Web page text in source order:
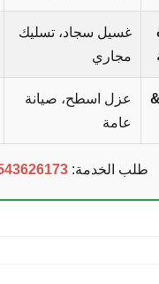
غسيل سجاد، تسليك
مجاري
عزل اسطح، صيانة
عامة
طلب الخدمة:0543626173